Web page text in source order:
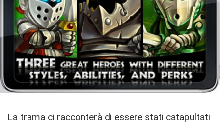
La trama ci racconterà di essere stati catapultati